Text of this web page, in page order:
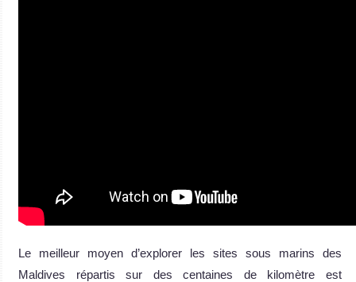
Le meilleur moyen d’explorer les sites sous marins des
Maldives répartis sur des centaines de kilomètre est